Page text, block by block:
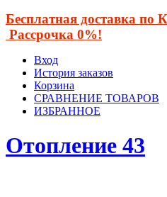
Бесплатная доставка по
Рассрочка 0%!
Вход
История заказов
Корзина
СРАВНЕНИЕ ТОВАРОВ
ИЗБРАННОЕ
Отопление 43